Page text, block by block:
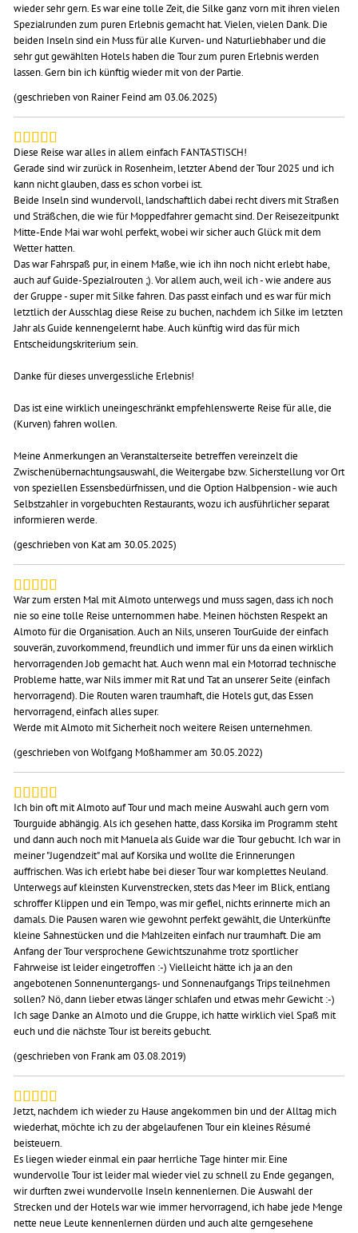
wieder sehr gern. Es war eine tolle Zeit, die Silke ganz vorn mit ihren vielen
Spezialrunden zum puren Erlebnis gemacht hat. Vielen, vielen Dank. Die
beiden Inseln sind ein Muss für alle Kurven- und Naturliebhaber und die
sehr gut gewählten Hotels haben die Tour zum puren Erlebnis werden
lassen. Gern bin ich künftig wieder mit von der Partie.
(geschrieben von Rainer Feind am 03.06.2025)
Diese Reise war alles in allem einfach FANTASTISCH!
Gerade sind wir zurück in Rosenheim, letzter Abend der Tour 2025 und ich
kann nicht glauben, dass es schon vorbei ist.
Beide Inseln sind wundervoll, landschaftlich dabei recht divers mit Straßen
und Sträßchen, die wie für Moppedfahrer gemacht sind. Der Reisezeitpunkt
Mitte-Ende Mai war wohl perfekt, wobei wir sicher auch Glück mit dem
Wetter hatten.
Das war Fahrspaß pur, in einem Maße, wie ich ihn noch nicht erlebt habe,
auch auf Guide-Spezialrouten ;). Vor allem auch, weil ich - wie andere aus
der Gruppe - super mit Silke fahren. Das passt einfach und es war für mich
letztlich der Ausschlag diese Reise zu buchen, nachdem ich Silke im letzten
Jahr als Guide kennengelernt habe. Auch künftig wird das für mich
Entscheidungskriterium sein.
Danke für dieses unvergessliche Erlebnis!
Das ist eine wirklich uneingeschränkt empfehlenswerte Reise für alle, die
(Kurven) fahren wollen.
Meine Anmerkungen an Veranstalterseite betreffen vereinzelt die
Zwischenübernachtungsauswahl, die Weitergabe bzw. Sicherstellung vor Ort
von speziellen Essensbedürfnissen, und die Option Halbpension - wie auch
Selbstzahler in vorgebuchten Restaurants, wozu ich ausführlicher separat
informieren werde.
(geschrieben von Kat am 30.05.2025)
War zum ersten Mal mit Almoto unterwegs und muss sagen, dass ich noch
nie so eine tolle Reise unternommen habe. Meinen höchsten Respekt an
Almoto für die Organisation. Auch an Nils, unseren TourGuide der einfach
souverän, zuvorkommend, freundlich und immer für uns da einen wirklich
hervorragenden Job gemacht hat. Auch wenn mal ein Motorrad technische
Probleme hatte, war Nils immer mit Rat und Tat an unserer Seite (einfach
hervorragend). Die Routen waren traumhaft, die Hotels gut, das Essen
hervorragend, einfach alles super.
Werde mit Almoto mit Sicherheit noch weitere Reisen unternehmen.
(geschrieben von Wolfgang Moßhammer am 30.05.2022)
Ich bin oft mit Almoto auf Tour und mach meine Auswahl auch gern vom
Tourguide abhängig. Als ich gesehen hatte, dass Korsika im Programm steht
und dann auch noch mit Manuela als Guide war die Tour gebucht. Ich war in
meiner "Jugendzeit" mal auf Korsika und wollte die Erinnerungen
auffrischen. Was ich erlebt habe bei dieser Tour war komplettes Neuland.
Unterwegs auf kleinsten Kurvenstrecken, stets das Meer im Blick, entlang
schroffer Klippen und ein Tempo, was mir gefiel, nichts erinnerte mich an
damals. Die Pausen waren wie gewohnt perfekt gewählt, die Unterkünfte
kleine Sahnestücken und die Mahlzeiten einfach nur traumhaft. Die am
Anfang der Tour versprochene Gewichtszunahme trotz sportlicher
Fahrweise ist leider eingetroffen :-) Vielleicht hätte ich ja an den
angebotenen Sonnenuntergangs- und Sonnenaufgangs Trips teilnehmen
sollen? Nö, dann lieber etwas länger schlafen und etwas mehr Gewicht :-)
Ich sage Danke an Almoto und die Gruppe, ich hatte wirklich viel Spaß mit
euch und die nächste Tour ist bereits gebucht.
(geschrieben von Frank am 03.08.2019)
Jetzt, nachdem ich wieder zu Hause angekommen bin und der Alltag mich
wiederhat, möchte ich zu der abgelaufenen Tour ein kleines Résumé
beisteuern.
Es liegen wieder einmal ein paar herrliche Tage hinter mir. Eine
wundervolle Tour ist leider mal wieder viel zu schnell zu Ende gegangen,
wir durften zwei wundervolle Inseln kennenlernen. Die Auswahl der
Strecken und der Hotels war wie immer hervorragend, ich habe jede Menge
nette neue Leute kennenlernen dürden und auch alte gerngesehene